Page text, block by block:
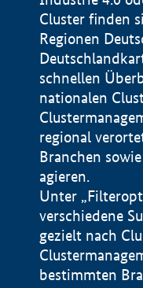
Cluster finden
Regionen
schnellen
nationalen
regional
Branchen
agieren.
Unter
verschiedene
gezielt nach
bestimmten
Impressum
Datenschutzerklärung
BMWE, 2026 ©
100 km © Geobasis-DE /